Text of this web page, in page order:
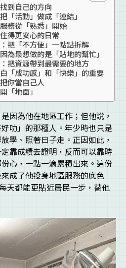
到自己的方向
「活動」做成「連結」
務從「熟悉」開始
得更安心的日常
把「不方便」一點點拆解
為最想做的是「貼地的幫忙」
把資源帶到最需要的地方
「成功感」和「快樂」的重要
你當自己人
「地面」
因為他在地區工作；但他說，
叻」的那種人。年少時也只是
學、照著日子走。正因如此，
靠成績去證明，反而可以靠時
心，一點一滴累積出來。這份
來成了他投身地區服務的底色
天都能更貼近居民一步，替他